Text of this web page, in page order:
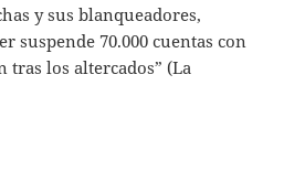
y sus blanqueadores,
suspende 70.000 cuentas con
tras los altercados” (La